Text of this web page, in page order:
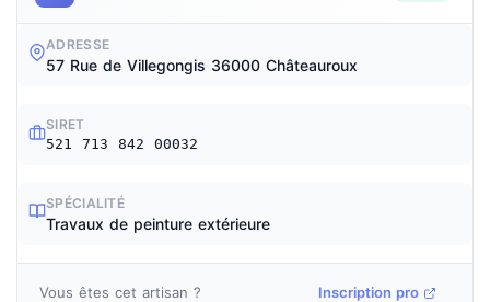
ADRESSE
57 Rue de Villegongis 36000 Châteauroux
SIRET
521 713 842 00032
SPÉCIALITÉ
Travaux de peinture extérieure
Vous êtes cet artisan ? Inscription pro